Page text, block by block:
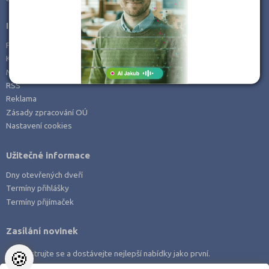
Informace
Prohlášení o přístupnosti
Kontakt
Mapa serveru
RSS
Reklama
Zásady zpracování OÚ
Nastavení cookies
Užitečné informace
Dny otevřených dveří
Termíny přihlášky
Termíny přijímaček
Zasílání novinek
Zaregistrujte se a dostávejte nejlepší nabídky jako první.
🍪